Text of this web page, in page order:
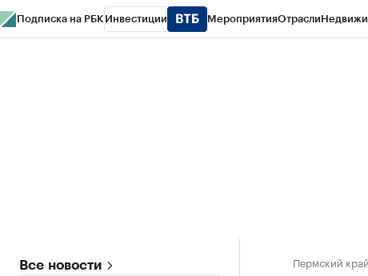
Подписка на РБК Инвестиции МероприятияОтрасли
Все новости Пермский край